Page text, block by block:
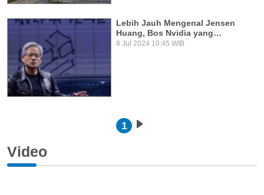
Lebih Jauh Mengenal Jensen
Huang, Bos Nvidia yang…
8 Jul 2024 10:45 WIB
1 Next page
Video